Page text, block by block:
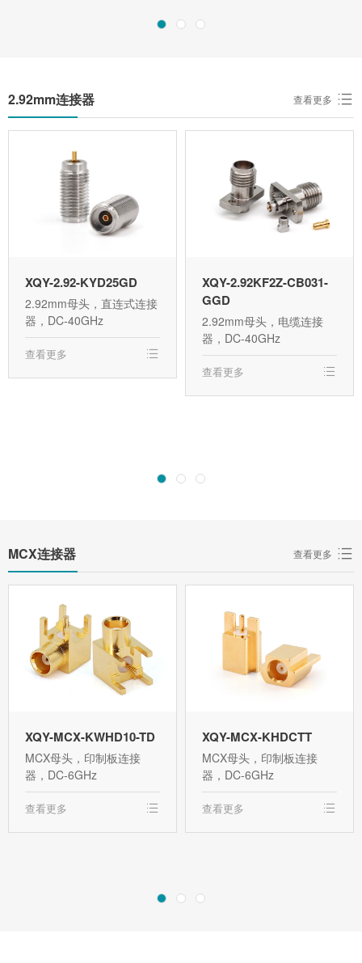
2.92mm连接器 查看更多
XQY-2.92-KYD25GD
2.92mm母头，直连式连接
器，DC-40GHz
查看更多
XQY-2.92KF2Z-CB031-
GGD
2.92mm母头，电缆连接
器，DC-40GHz
查看更多
MCX连接器 查看更多
XQY-MCX-KWHD10-TD
MCX母头，印制板连接
器，DC-6GHz
查看更多
XQY-MCX-KHDCTT
MCX母头，印制板连接
器，DC-6GHz
查看更多